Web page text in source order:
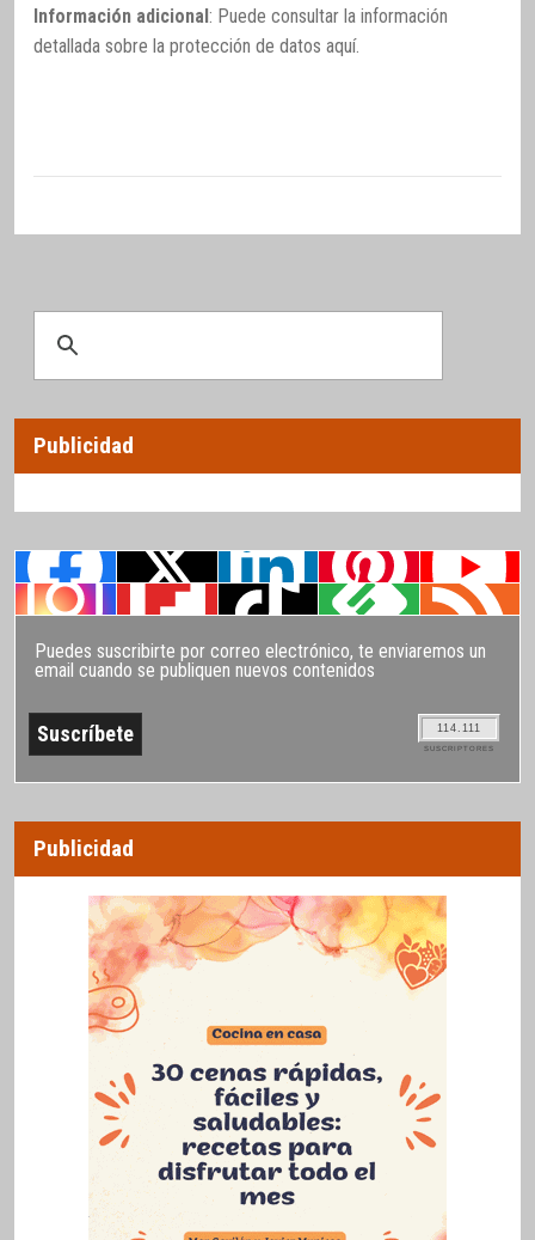
Información adicional : Puede consultar la información
detallada sobre la protección de datos aquí.
Publicidad
Puedes suscribirte por correo electrónico, te enviaremos un
email cuando se publiquen nuevos contenidos
114.111
SUSCRIPTORES
Publicidad